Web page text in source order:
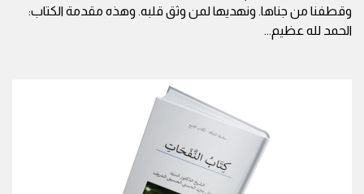
وقطفنا من جناها. ونهديها لمن وثق قلبه. وهذه مقدمة الكتاب:
الحمد لله عظيم...